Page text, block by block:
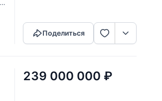
Поделиться
239 000 000 ₽